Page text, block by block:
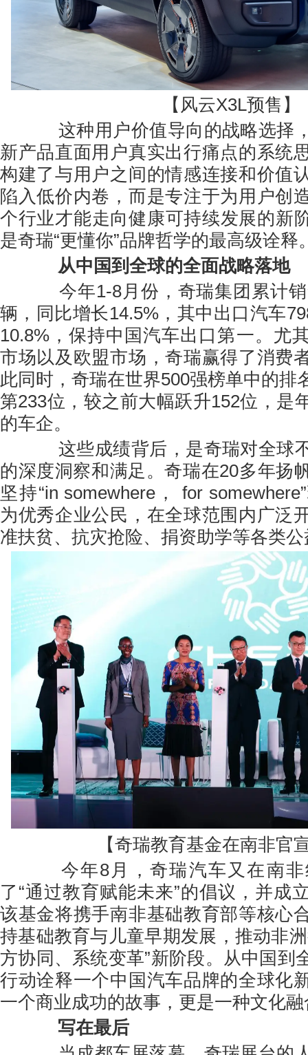
【风云X3L预售】
这种用户价值导向的战略选择
新产品直面用户真实出行痛点的系统
构建了与用户之间的情感连接和价值
陷入低价内卷，而是专注于为用户创
个行业才能走向健康可持续发展的
是奇瑞“更懂你”品牌哲学的最高级诠释
从中国到全球的全面战略落地
今年1-8月份，奇瑞集团累计销
辆，同比增长14.5%，其中出口汽车
10.8%，保持中国汽车出口第一。尤
市场以及欧盟市场，奇瑞赢得了消费
此同时，奇瑞在世界500强榜单中的排
第233位，较之前大幅跃升152位，是
的车企。
这些成绩背后，是奇瑞对全球
的深度洞察和满足。奇瑞在20多年扬
坚持“in somewhere， for
为优秀企业公民，在全球范围内广泛
准扶贫、抗灾抢险、捐资助学等各类
【奇瑞教育基金在南非官
今年8月，奇瑞汽车又在南非
了“通过教育赋能未来”的倡议，并成
该基金将携手南非基础教育部等核心
持基础教育与儿童早期发展，推动非
方协同、系统变革”新阶段。从中国到
行动诠释一个中国汽车品牌的全球化
一个商业成功的故事，更是一种文化
写在最后